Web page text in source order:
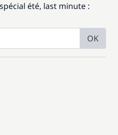
été, last minute :
OK